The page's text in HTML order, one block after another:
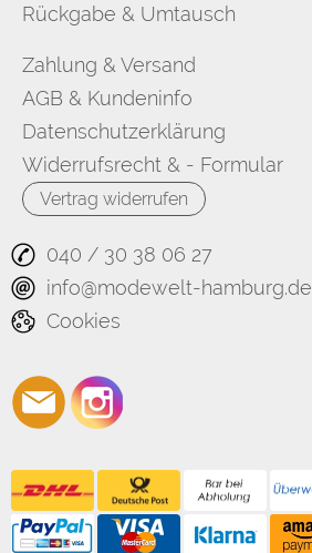
Rückgabe & Umtausch
Zahlung & Versand
AGB & Kundeninfo
Datenschutzerklärung
Widerrufsrecht & - Formular
Vertrag widerrufen
040 / 30 38 06 27
info@modewelt-hamburg.de
Cookies